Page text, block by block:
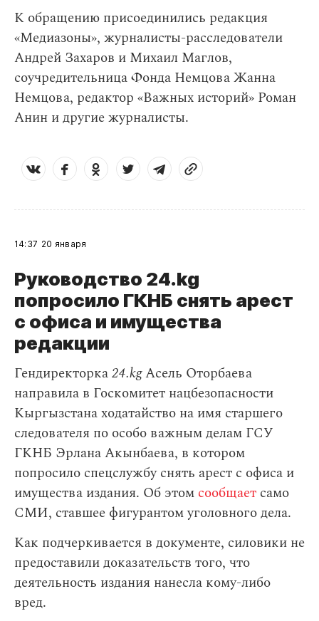
К обращению присоединились редакция
«Медиазоны», журналисты-расследователи
Андрей Захаров и Михаил Маглов,
соучредительница Фонда Немцова Жанна
Немцова, редактор «Важных историй» Роман
Анин и другие журналисты.
14:37 20 января
Руководство 24.kg
попросило ГКНБ снять арест
с офиса и имущества
редакции
Гендиректорка24.kgАсель Оторбаева
направила в Госкомитет нацбезопасности
Кыргызстана ходатайство на имя старшего
следователя по особо важным делам ГСУ
ГКНБ Эрлана Акынбаева, в котором
попросило спецслужбу снять арест с офиса и
имущества издания. Об этом сообщает само
СМИ, ставшее фигурантом уголовного дела.
Как подчеркивается в документе, силовики не
предоставили доказательств того, что
деятельность издания нанесла кому-либо
вред.